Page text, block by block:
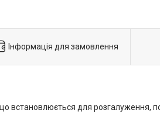
Інформація для замовлення
встановлюється для розгалуження,